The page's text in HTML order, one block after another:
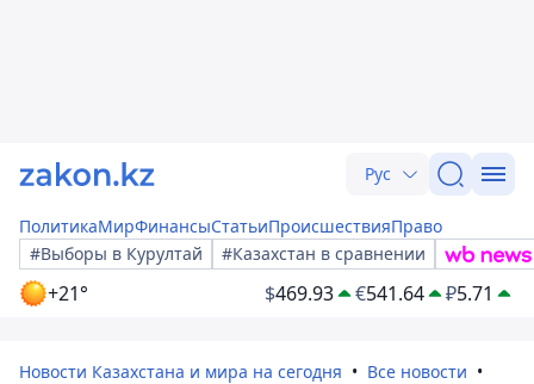
Рус
ПолитикаМирФинансыСтатьиПроисшествияПраво
#Выборы в Курултай
#Казахстан в сравнении
+21° $469.93 €541.64 ₽5.71
Новости Казахстана и мира на сегодня
Все новости